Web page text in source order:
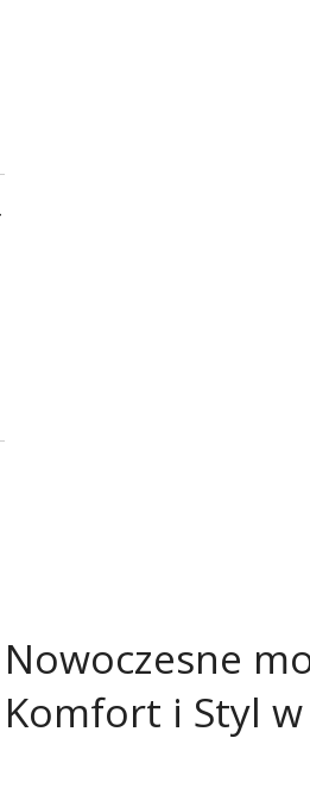
Nowoczesne
Komfort i Styl